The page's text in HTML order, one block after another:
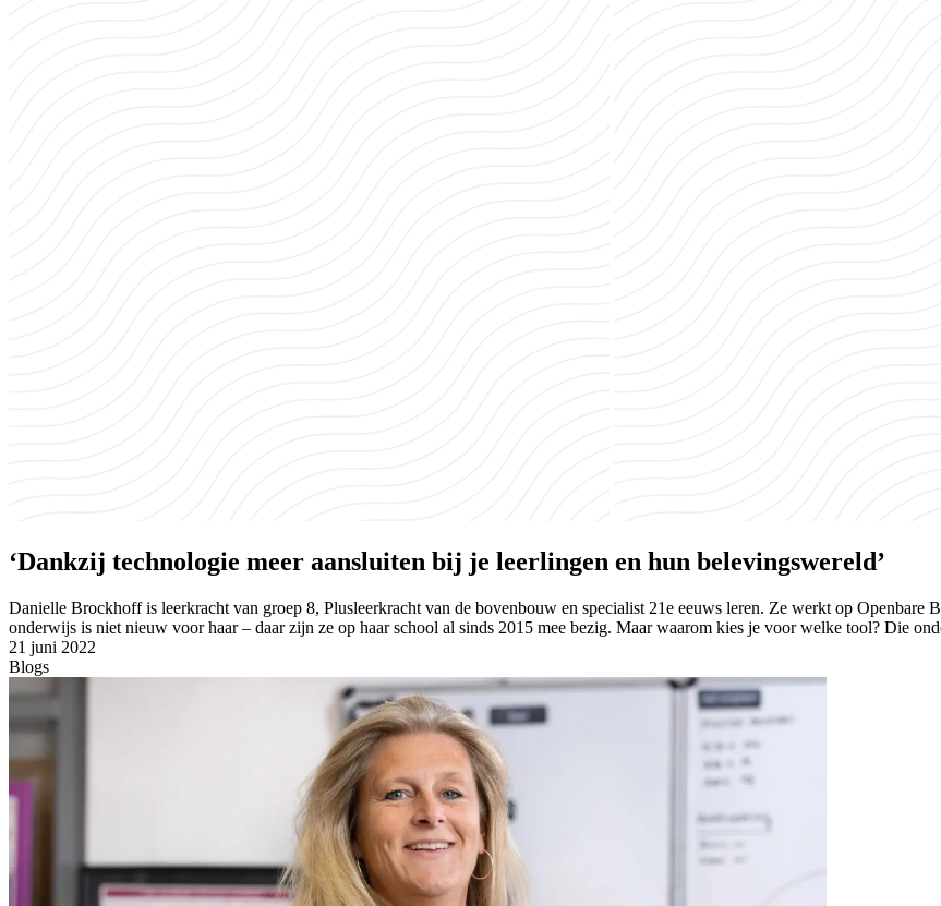
‘Dankzij technologie meer aansluiten bij je leerlingen en hun belevingswereld’
Danielle Brockhoff is leerkracht van groep 8, Plusleerkracht van de bovenbouw en specialist 21e eeuws leren. Ze werkt op
onderwijs is niet nieuw voor haar – daar zijn ze op haar school al sinds 2015 mee bezig. Maar waarom kies je voor welke tool? Die
21 juni 2022
Blogs